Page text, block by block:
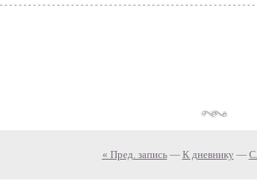
« Пред. запись— К дневнику —